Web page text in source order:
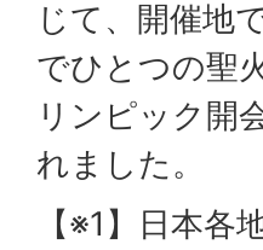
じて、開催地
でひとつの聖
リンピック開
れました。
【※1】日本